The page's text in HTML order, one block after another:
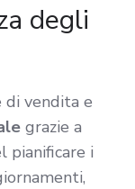
degli
di vendita e
grazie a
pianificare i